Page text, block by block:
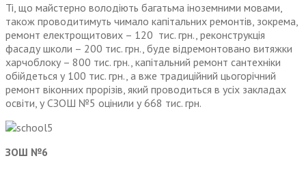
Ті, що майстерно володіють багатьма іноземними мовами,
також проводитимуть чимало капітальних ремонтів, зокрема,
ремонт електрощитових – 120 тис. грн., реконструкція
фасаду школи – 200 тис. грн., буде відремонтовано витяжки
харчоблоку – 800 тис. грн., капітальний ремонт сантехніки
обійдеться у 100 тис. грн., а вже традиційний цьогорічний
ремонт віконних прорізів, який проводиться в усіх закладах
освіти, у СЗОШ №5 оцінили у 668 тис. грн.
ЗОШ №6